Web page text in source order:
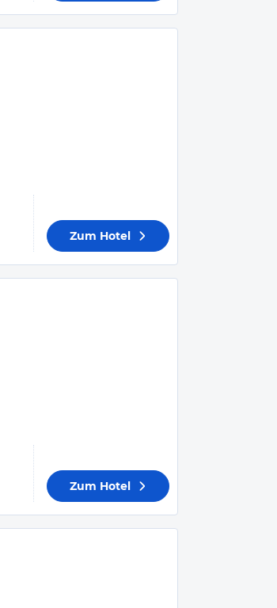
Zum Hotel
Zum Hotel